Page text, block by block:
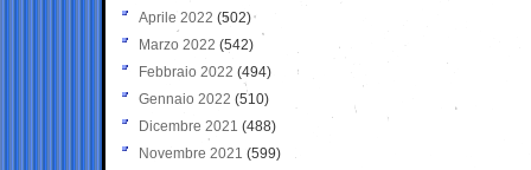
Aprile 2022 (502)
Marzo 2022 (542)
Febbraio 2022 (494)
Gennaio 2022 (510)
Dicembre 2021 (488)
Novembre 2021 (599)